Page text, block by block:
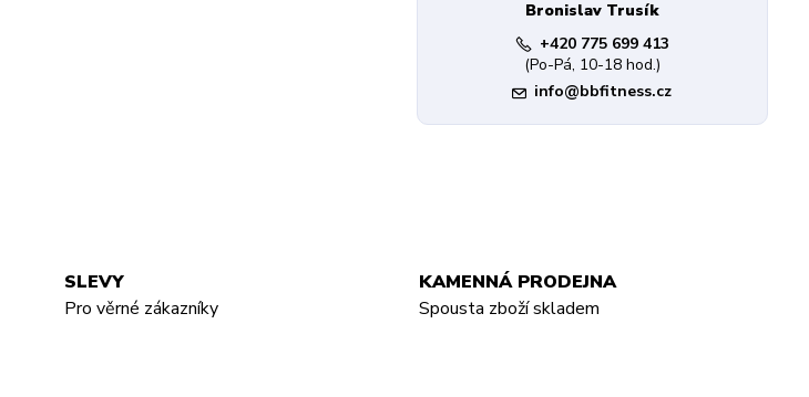
Bronislav Trusík
+420 775 699 413
(Po-Pá, 10-18 hod.)
info@bbfitness.cz
SLEVY
Pro věrné zákazníky
KAMENNÁ PRODEJNA
Spousta zboží skladem